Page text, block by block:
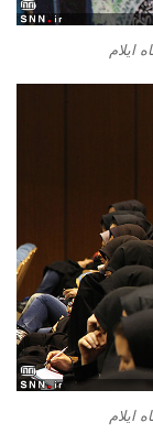
ایلام
ایلام